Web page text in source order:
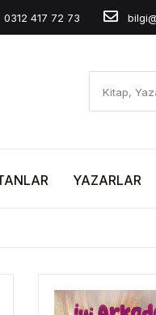
0312 417 72 73
YAZARLAR